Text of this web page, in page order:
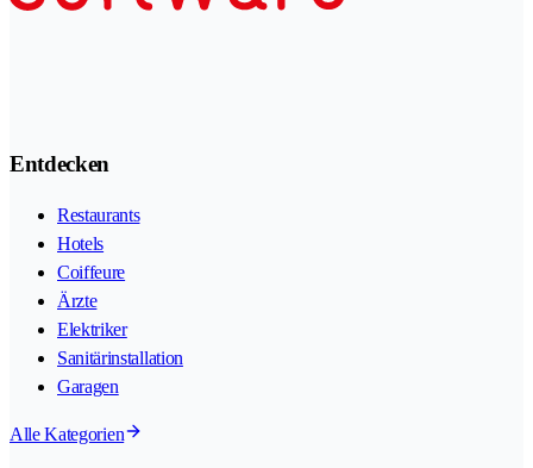
Entdecken
Restaurants
Hotels
Coiffeure
Ärzte
Elektriker
Sanitärinstallation
Garagen
Alle Kategorien